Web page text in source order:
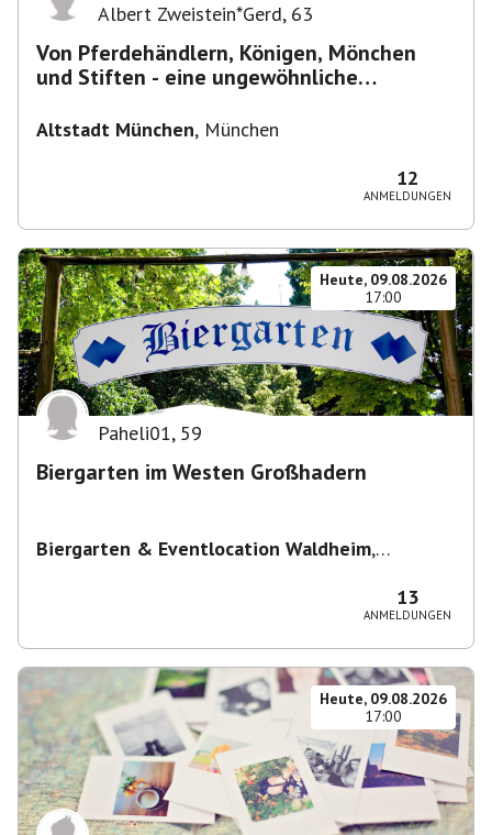
Albert Zweistein*Gerd, 63
Von Pferdehändlern, Königen, Mönchen
und Stiften - eine ungewöhnliche
Altstadt München, München
12
ANMELDUNGEN
Heute, 09.08.2026
17:00
Paheli01, 59
Biergarten im Westen Großhadern
Biergarten & Eventlocation Waldheim,
13
ANMELDUNGEN
Heute, 09.08.2026
17:00